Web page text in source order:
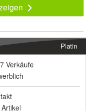
Platin
Verkäufe